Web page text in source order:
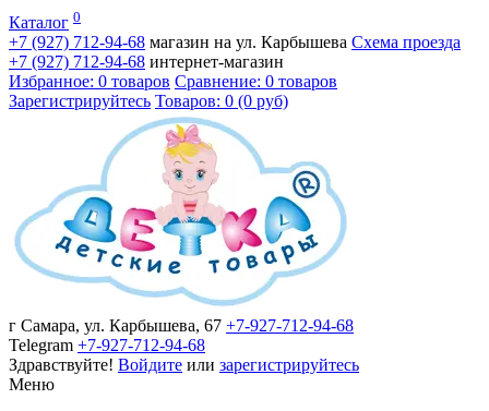
Каталог 0
+7 (927) 712-94-68 магазин на ул. Карбышева Схема проезда
+7 (927) 712-94-68 интернет-магазин
Избранное: 0 товаров Сравнение: 0 товаров
Зарегистрируйтесь Товаров: 0 (0 руб)
г Самара, ул. Карбышева, 67 +7-927-712-94-68
Telegram +7-927-712-94-68
Здравствуйте! Войдите или зарегистрируйтесь
Меню